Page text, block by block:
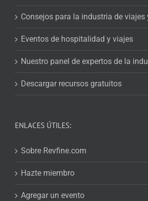
Consejos para la industria de viajes
Eventos de hospitalidad y viajes
Nuestro panel de expertos de la
Descargar recursos gratuitos
ENLACES ÚTILES:
Sobre Revfine.com
Hazte miembro
Agregar un evento